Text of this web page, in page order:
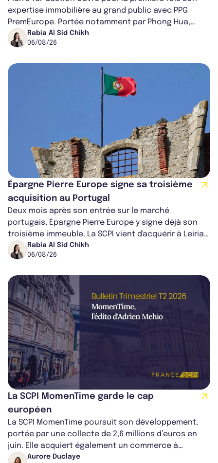
expertise immobilière au grand public avec PPG
PremEurope. Portée notamment par Phong Hua,
ancien directeur des investissements d...
Rabia Al Sid Chikh
06/08/26
Épargne Pierre Europe signe sa troisième
acquisition au Portugal
Deux mois après son entrée sur le marché
portugais, Épargne Pierre Europe y signe déjà son
troisième immeuble. La SCPI vient d'acquérir à Leiria,
dans le centre du pays, un établis...
Rabia Al Sid Chikh
06/08/26
La SCPI MomenTime garde le cap
européen
La SCPI MomenTime poursuit son développement,
portée par une collecte de 2,6 millions d’euros en
juin. Elle acquiert également un commerce à
Worcester, place une plateforme logisti...
Aurore Duclaye